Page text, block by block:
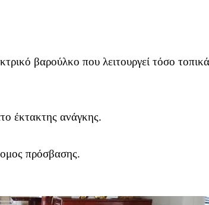
βαρούλκο που λειτουργεί τόσο τοπικά
έκτακτης ανάγκης.
πρόσβασης.